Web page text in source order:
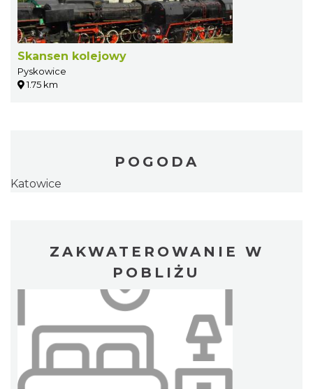
Skansen kolejowy
Pyskowice
1.75 km
POGODA
Katowice
ZAKWATEROWANIE W
POBLIŻU